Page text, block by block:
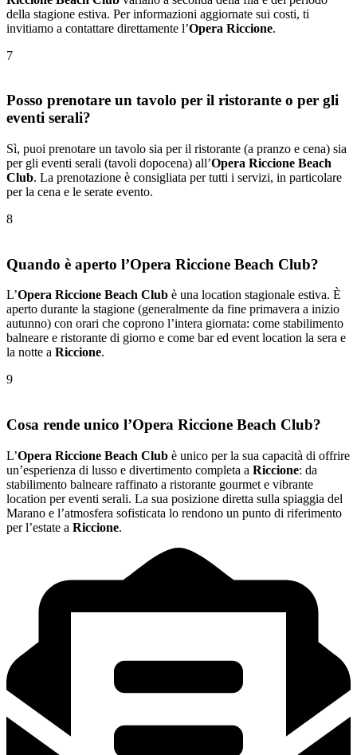
della stagione estiva. Per informazioni aggiornate sui costi, ti
invitiamo a contattare direttamente l’Opera Riccione.
7
Posso prenotare un tavolo per il ristorante o per gli
eventi serali?
Sì, puoi prenotare un tavolo sia per il ristorante (a pranzo e cena) sia
per gli eventi serali (tavoli dopocena) all’Opera Riccione Beach
Club. La prenotazione è consigliata per tutti i servizi, in particolare
per la cena e le serate evento.
8
Quando è aperto l’Opera Riccione Beach Club?
L’Opera Riccione Beach Club è una location stagionale estiva. È
aperto durante la stagione (generalmente da fine primavera a inizio
autunno) con orari che coprono l’intera giornata: come stabilimento
balneare e ristorante di giorno e come bar ed event location la sera e
la notte a Riccione.
9
Cosa rende unico l’Opera Riccione Beach Club?
L’Opera Riccione Beach Club è unico per la sua capacità di offrire
un’esperienza di lusso e divertimento completa a Riccione: da
stabilimento balneare raffinato a ristorante gourmet e vibrante
location per eventi serali. La sua posizione diretta sulla spiaggia del
Marano e l’atmosfera sofisticata lo rendono un punto di riferimento
per l’estate a Riccione.